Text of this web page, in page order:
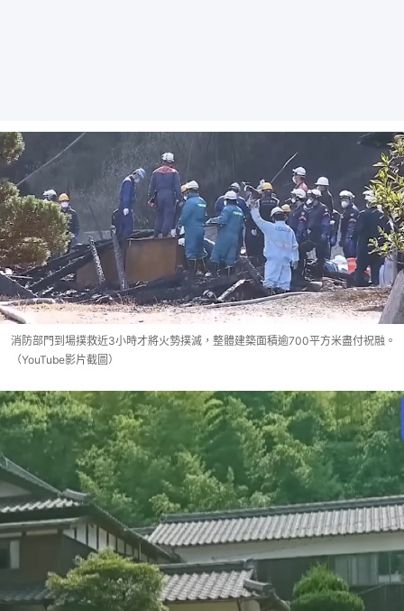
消防部門到場撲救近3小時才將火勢撲滅，整體建築面積逾700平方米盡付祝融。
（YouTube影片截圖）